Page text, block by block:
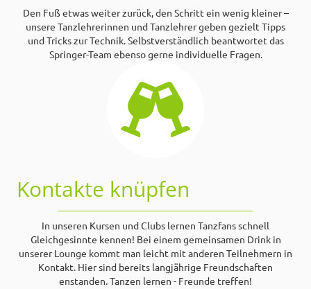
Den Fuß etwas weiter zurück, den Schritt ein wenig kleiner –
unsere Tanzlehrerinnen und Tanzlehrer geben gezielt Tipps
und Tricks zur Technik. Selbstverständlich beantwortet das
Springer-Team ebenso gerne individuelle Fragen.
Kontakte knüpfen
In unseren Kursen und Clubs lernen Tanzfans schnell
Gleichgesinnte kennen! Bei einem gemeinsamen Drink in
unserer Lounge kommt man leicht mit anderen Teilnehmern in
Kontakt. Hier sind bereits langjährige Freundschaften
enstanden. Tanzen lernen - Freunde treffen!